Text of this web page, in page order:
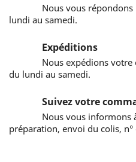
Nous vous
lundi au samedi.
Expéditions
Nous expédions
du lundi au samedi.
Suivez votre
Nous vous informons
préparation, envoi du colis, n°